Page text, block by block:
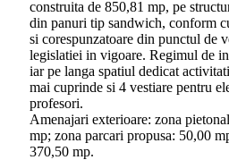
construita de 850,81 mp, pe
din panuri tip sandwich, conform
si corespunzatoare din punctul de
legislatiei in vigoare. Regimul de
iar pe langa spatiul dedicat
mai cuprinde si 4 vestiare pentru
profesori.
Amenajari exterioare: zona
mp; zona parcari propusa: 50,00
370,50 mp.